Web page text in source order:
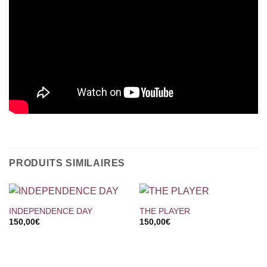
PRODUITS SIMILAIRES
INDEPENDENCE DAY
150,00€
THE PLAYER
150,00€